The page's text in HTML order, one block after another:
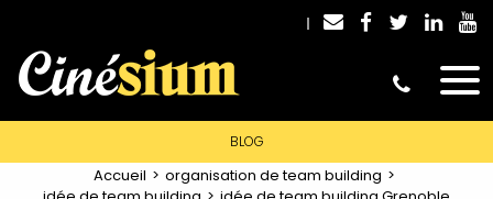
BLOG
Accueil
organisation de team building